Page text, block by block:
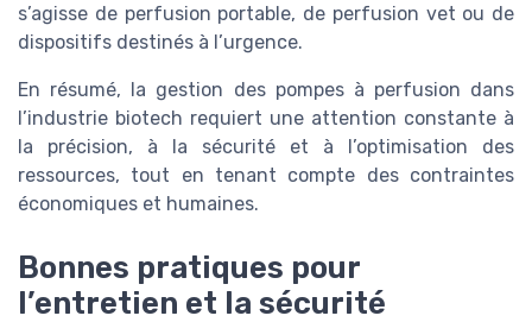
s’agisse de perfusion portable, de perfusion vet ou de
dispositifs destinés à l’urgence.
En résumé, la gestion des pompes à perfusion dans
l’industrie biotech requiert une attention constante à
la précision, à la sécurité et à l’optimisation des
ressources, tout en tenant compte des contraintes
économiques et humaines.
Bonnes pratiques pour
l’entretien et la sécurité